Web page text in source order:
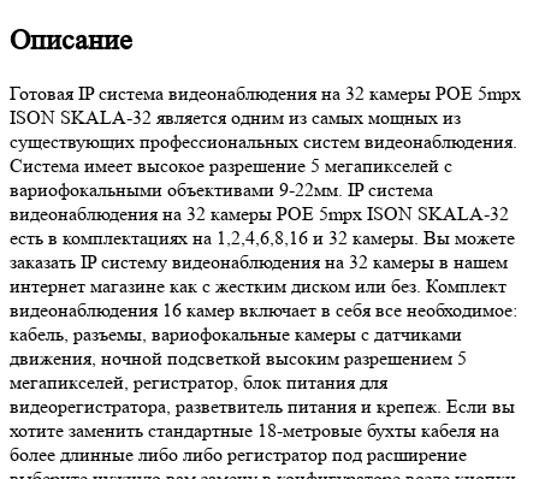
Описание
Готовая IP система видеонаблюдения на 32 камеры POE 5mpx
ISON SKALA-32 является одним из самых мощных из
существующих профессиональных систем видеонаблюдения.
Система имеет высокое разрешение 5 мегапикселей с
вариофокальными объективами 9-22мм. IP система
видеонаблюдения на 32 камеры POE 5mpx ISON SKALA-32
есть в комплектациях на 1,2,4,6,8,16 и 32 камеры. Вы можете
заказать IP систему видеонаблюдения на 32 камеры в нашем
интернет магазине как с жестким диском или без. Комплект
видеонаблюдения 16 камер включает в себя все необходимое:
кабель, разъемы, вариофокальные камеры с датчиками
движения, ночной подсветкой высоким разрешением 5
мегапикселей, регистратор, блок питания для
видеорегистратора, разветвитель питания и крепеж. Если вы
хотите заменить стандартные 18-метровые бухты кабеля на
более длинные либо либо регистратор под расширение